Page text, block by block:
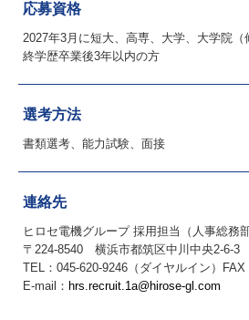
応募資格
2027年3月に短大、高専、大学、大学院
終学歴卒業後3年以内の方
選考方法
書類選考、能力試験、面接
連絡先
ヒロセ電機グループ 採用担当（人事総務
〒224-8540 横浜市都筑区中川中央2-6-3
TEL：045-620-9246（ダイヤルイン）FAX
E-mail： hrs.recruit.1a@hirose-gl.com